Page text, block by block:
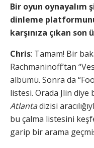
Bir oyun oynayalım
dinleme
karşınıza çıkan son
Chris: Tamam! Bir
Rachmaninoff’tan
albümü. Sonra da
listesi. Orada Jlin diye
Atlantadizisi
bu çalma listesini
garip bir arama